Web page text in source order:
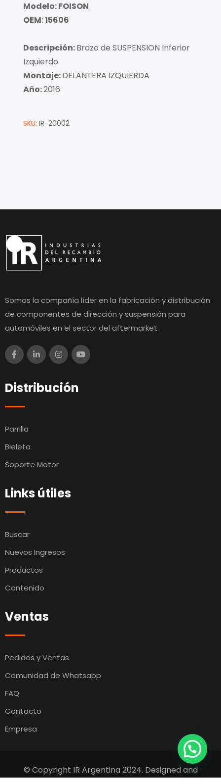
Modelo: FOISON
OEM: 15606
Descripción:Brazo de SUSPENSION Inferior
Izquierdo
Montaje:DELANTERA IZQUIERDA
Año:2016
SKU: IR-20002
Somos la compañía líder en la fabricación y distribución
de componentes de dirección y suspensión para
automóviles en el sector del aftermarket.
Distribución
Parrilla
Bieleta
Soporte Motor
Links útiles
Buscar
Nuevos Ingresos
Productos
Contenido
Ventas
Pedidos y Ventas
Comunidad de Whatsapp
FAQ
Contacto
Empresa
© Copyright IR Argentina 2024. Designed and